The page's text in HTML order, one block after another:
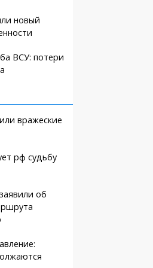
новый
ВСУ: потери
вражеские
рф судьбу
об